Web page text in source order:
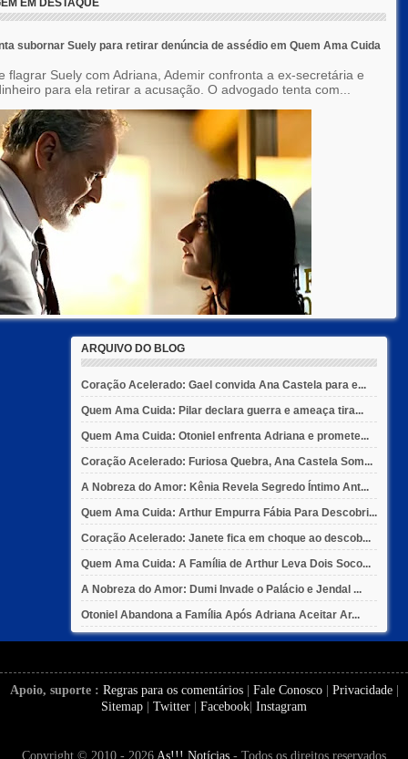
subornar Suely para retirar denúncia de assédio em Quem Ama Cuida
flagrar Suely com Adriana, Ademir confronta a ex-secretária e
para ela retirar a acusação. O advogado tenta com...
ARQUIVO DO BLOG
Coração Acelerado: Gael convida Ana Castela para e...
Quem Ama Cuida: Pilar declara guerra e ameaça tira...
Quem Ama Cuida: Otoniel enfrenta Adriana e promete...
Coração Acelerado: Furiosa Quebra, Ana Castela Som...
A Nobreza do Amor: Kênia Revela Segredo Íntimo Ant...
Quem Ama Cuida: Arthur Empurra Fábia Para Descobri...
Coração Acelerado: Janete fica em choque ao descob...
Quem Ama Cuida: A Família de Arthur Leva Dois Soco...
A Nobreza do Amor: Dumi Invade o Palácio e Jendal ...
Otoniel Abandona a Família Após Adriana Aceitar Ar...
Apoio, suporte : Regras para os comentários| Fale Conosco| Privacidade|
Sitemap
Twitter Facebook Instagram
Copyright © 2010 - 2026 As!!! Notícias - Todos os direitos reservados